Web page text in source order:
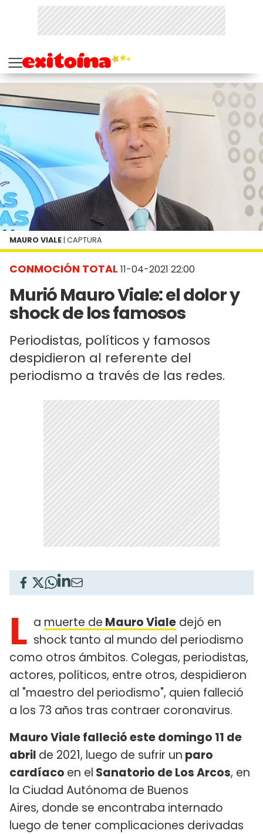
CONMOCIÓN TOTAL 11-04-2021 22:00
Murió Mauro Viale: el dolor y
shock de los famosos
Periodistas, políticos y famosos
despidieron al referente del
periodismo a través de las redes.
MAURO VIALE | CAPTURA
L a muerte de Mauro Viale dejó en
shock tanto al mundo del periodismo
como otros ámbitos. Colegas, periodistas,
actores, políticos, entre otros, despidieron
al "maestro del periodismo", quien falleció
a los 73 años tras contraer coronavirus.
Mauro Viale falleció este domingo 11 de
abril de 2021, luego de sufrir un paro
cardíaco en el Sanatorio de Los Arcos, en
la Ciudad Autónoma de Buenos
Aires, donde se encontraba internado
luego de tener complicaciones derivadas